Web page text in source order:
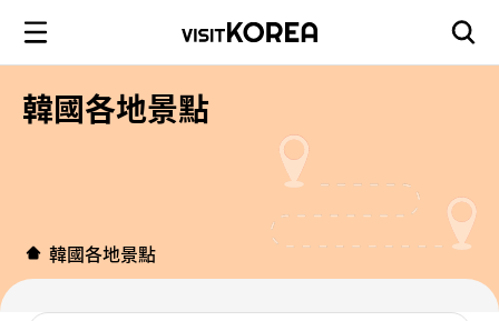
韓國各地景點
韓國各地景點